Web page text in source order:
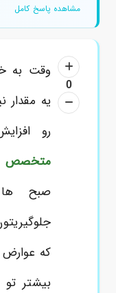
مشاهده پاسخ کامل
0
وقت به
یه مقدار
رو
متخصص
صبح
که
بیشتر